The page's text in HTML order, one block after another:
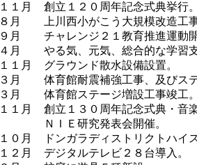
１１月
創立１２０周年記念式典挙行
８月
上川西小がこう大規模改造工
９月
チャレンジ２１教育推進運動開
４月
やる気、元気、総合的な学習
１１月
グラウンド散水設備設置。
３月
体育館耐震補強工事、及びス
３月
体育館ステージ増設工事竣工。
１１月
創立１３０周年記念式典・音
ＮＩＥ研究発表会開催。
１０月
ドンガラディストリクトハイ
１２月
デジタルテレビ２８台導入。